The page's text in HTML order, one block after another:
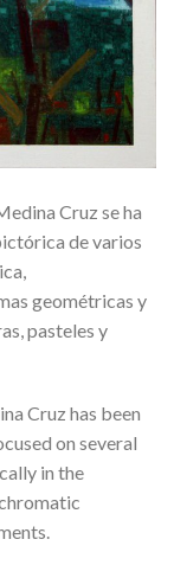
Cruz se ha
de varios
geométricas y
pasteles y
Cruz has been
on several
in the